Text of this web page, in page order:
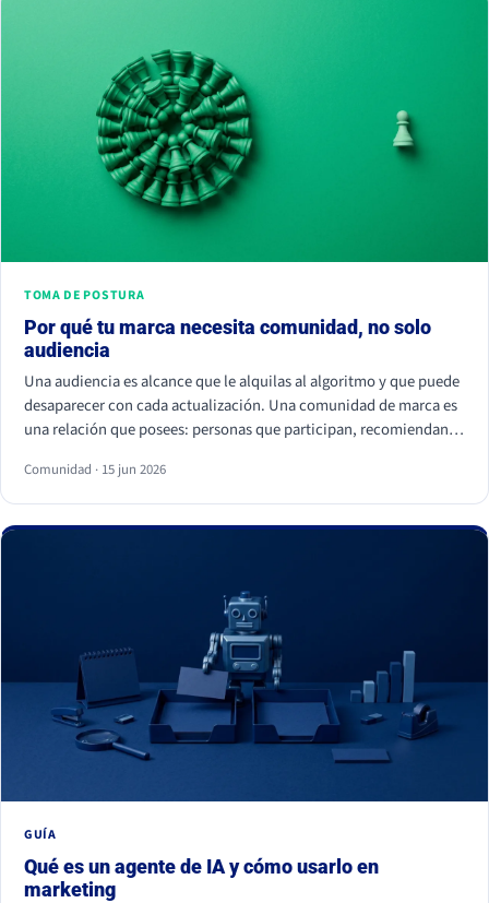
TOMA DE POSTURA
Por qué tu marca necesita comunidad, no solo
audiencia
Una audiencia es alcance que le alquilas al algoritmo y que puede
desaparecer con cada actualización. Una comunidad de marca es
una relación que posees: personas que participan, recomiendan y
comunidad sostiene el negocio cuando el alcance pagado falla.
Comunidad · 15 jun 2026
GUÍA
Qué es un agente de IA y cómo usarlo en
marketing